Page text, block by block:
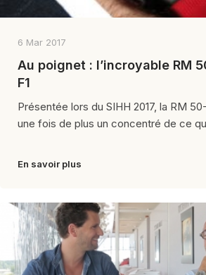
6 Mar 2017
Au poignet : l’incroyable RM
F1
Présentée lors du SIHH 2017, la RM
une fois de plus un concentré de ce
En savoir plus